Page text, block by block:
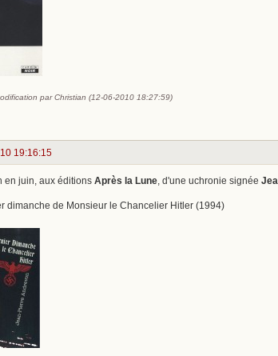
par Christian (12-06-2010 18:27:59)
19:16:15
en juin, aux éditions Après la Lune , d'une uchronie signée
dimanche de Monsieur le Chancelier Hitler (1994)